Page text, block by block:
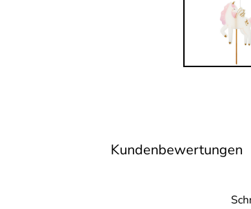
Kundenbewertungen